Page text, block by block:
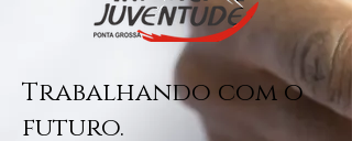
Trabalhando com o
futuro.